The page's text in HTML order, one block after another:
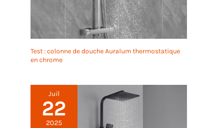
Test : colonne de douche Auralum thermostatique
en chrome
Juil
22
2025